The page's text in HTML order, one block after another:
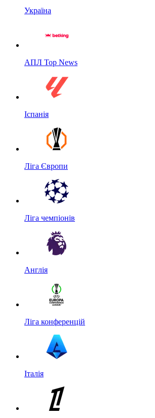
Україна
АПЛ Top News
Іспанія
Ліга Європи
Ліга чемпіонів
Англія
Ліга конференцій
Італія